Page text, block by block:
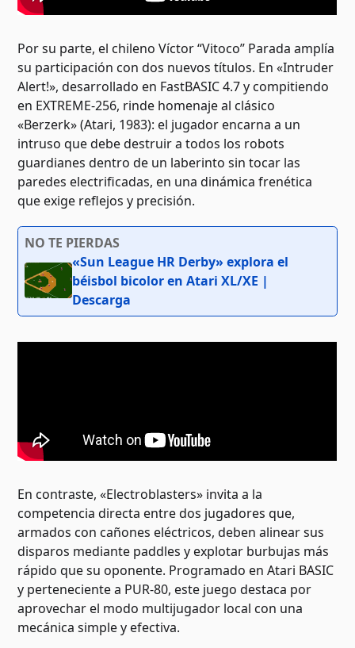
Por su parte, el chileno Víctor “Vitoco” Parada amplía
su participación con dos nuevos títulos. En «Intruder
Alert!», desarrollado en FastBASIC 4.7 y compitiendo
en EXTREME-256, rinde homenaje al clásico
«Berzerk» (Atari, 1983): el jugador encarna a un
intruso que debe destruir a todos los robots
guardianes dentro de un laberinto sin tocar las
paredes electrificadas, en una dinámica frenética
que exige reflejos y precisión.
NO TE PIERDAS
«Sun League HR Derby» explora el
béisbol bicolor en Atari XL/XE |
Descarga
En contraste, «Electroblasters» invita a la
competencia directa entre dos jugadores que,
armados con cañones eléctricos, deben alinear sus
disparos mediante paddles y explotar burbujas más
rápido que su oponente. Programado en Atari BASIC
y perteneciente a PUR-80, este juego destaca por
aprovechar el modo multijugador local con una
mecánica simple y efectiva.